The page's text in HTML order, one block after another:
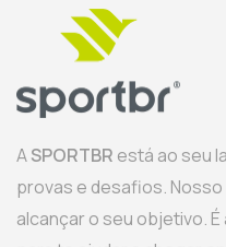
ASPORTBR está ao seu
provas e desafios.
alcançar o seu objetivo.